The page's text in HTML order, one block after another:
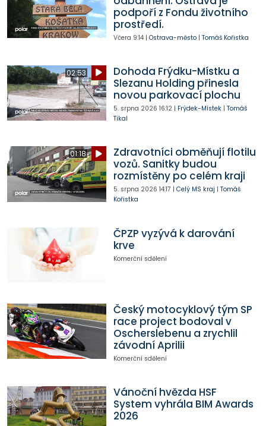
podpoří z Fondu životního
prostředí.
Včera 9:14| Ostrava-město| Tomáš Kořistka
02:53
Dohoda Frýdku-Místku a
Slezanu Holding přinesla
novou parkovací plochu
5. srpna 2026 16:12| Frýdek-Místek| Tomáš
Tikal
01:18
Zdravotníci obměňují flotilu
vozů. Sanitky budou
rozmístěny po celém kraji
5. srpna 2026 14:17 | Celý MS kraj | Tomáš
Kořistka
ČPZP vyzývá k darování
krve
Komerční sdělení
Český motocyklový tým SP
race project bodoval v
Oscherslebenu a zrychlil
závodní Aprilii
Komerční sdělení
Vánoční hvězda HSF
System vyhrála BIM Awards
2026